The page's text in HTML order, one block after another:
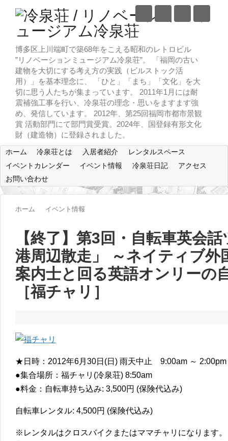
博多区上川端町で築68年をこえる昭和のレトロビル
”リノベーションミュージアム冷泉荘”。 「福岡の古い
建物を大切にする考え方の実践（ビルストック活
用）」を基本理念に、 「ひと」「まち」「文化」を大
切に思う人たちが集まっています。 2011年1月には耐
震補強工事を行い、冷泉荘の理念・思いをますます強
め、発信しています。 2012年、第25回福岡市都市景観
賞 活動部門にて部門賞受賞。2024年、国登録有形文化
財（建造物）に登録されました。
ホーム 冷泉荘とは 入居者紹介
レンタルスペース
イベントカレンダー
イベント情報 冷泉荘日記
アクセス
お問い合わせ
ホーム イベント情報
【終了】第3回・自転車英会
港周辺散走」 ～ネイティブ外
案内士と回る英語オンリー
［福チャリ］
★日時：2012年6月30日(日) 雨天中止 9:00am ～ 2:00pm
●集合場所：福チャリ(冷泉荘) 8:50am
●料金：自転車持ち込み: 3,500円 (保険代込み)
自転車レンタル: 4,500円 (保険代込み)
※レンタルはクロスバイクまたはママチャリになりま